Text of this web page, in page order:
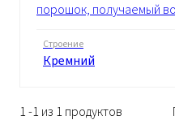
порошок, получаемый
Строение
Кремний
1 -1 из 1 продуктов